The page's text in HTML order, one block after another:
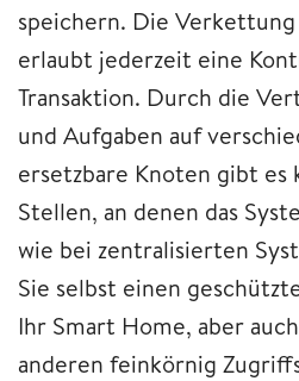
speichern. Die
erlaubt jederzeit eine
Transaktion. Durch die
und Aufgaben auf
ersetzbare Knoten gibt es
Stellen, an denen das
wie bei zentralisierten
Sie selbst einen
Ihr Smart Home, aber
anderen feinkörnig